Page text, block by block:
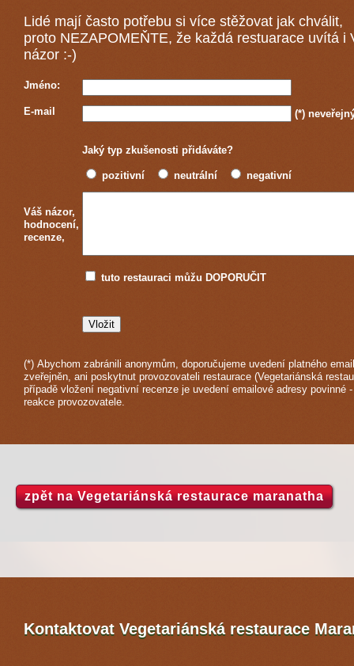
Lidé mají často potřebu si více stěžovat jak chválit,
proto NEZAPOMEŇTE, že každá restuarace uvítá i
názor :-)
Jméno:
E-mail (*)
Jaký typ zkušenosti přidáváte?
pozitivní neutrální negativní
Váš názor,
hodnocení,
recenze,
tuto restauraci můžu DOPORUČIT
(*) Abychom zabránili anonymům, doporučujeme uvedení platného
zveřejněn, ani poskytnut provozovateli restaurace (Vegetariánská
případě vložení negativní recenze je uvedení emailové adresy povinné
reakce provozovatele.
zpět na Vegetariánská restaurace maranatha
Kontaktovat Vegetariánská restaurace